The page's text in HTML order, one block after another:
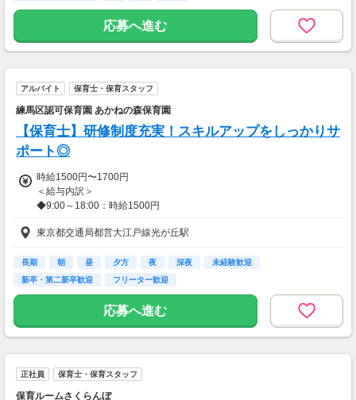
■週払いOK（規定あり）
※面談時にご相談ください♪
■諸手当
■週3日の場合
1,850円×8時間×月12日＝177,600円
■週5日の場合
1,900円×8時間×月22日間＝334,400円
＼＼週3日でも17万円以上！週5日で33万円以上も可能！！／／
ライフスタイルに合わせて、しっかり稼げます☆
【交通費】
応募へ進む
アルバイト 保育士・保育スタッフ
練馬区認可保育園 あかねの森保育園
【保育士】研修制度充実！スキルアップをしっかりサ
ポート◎
時給1500円〜1700円
＜給与内訳＞
◆9:00～18:00：時給1500円
◆早番・遅番：時給1700円
【交通費】
一部支給
東京都交通局都営大江戸線光が丘駅
長期 朝 昼 夕方 夜 深夜
未経験歓迎
新卒・第二新卒歓迎
フリーター歓迎
応募へ進む
正社員 保育士・保育スタッフ
保育ルームさくらんぼ